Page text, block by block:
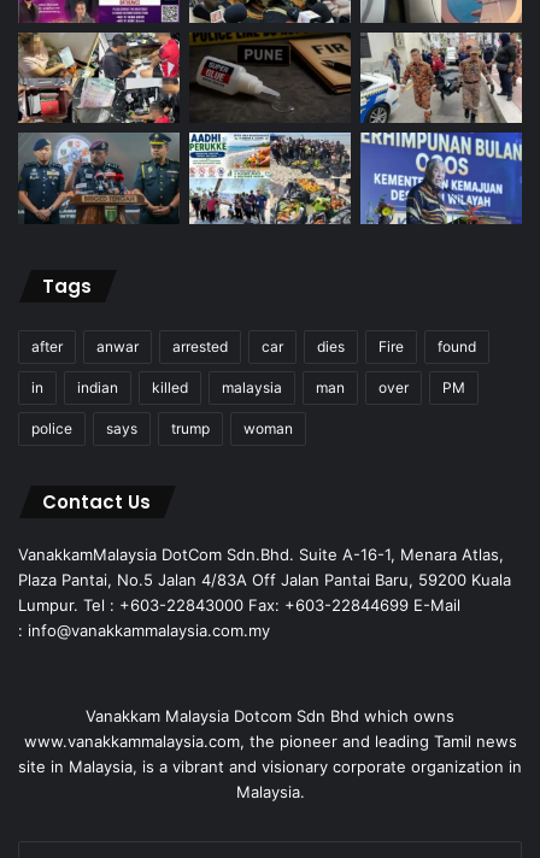
Tags
after anwar arrested car dies Fire found
in indian killed malaysia man over PM
police says trump woman
Contact Us
VanakkamMalaysia DotCom Sdn.Bhd. Suite A-16-1, Menara Atlas,
Plaza Pantai, No.5 Jalan 4/83A Off Jalan Pantai Baru, 59200 Kuala
Lumpur. Tel : +603-22843000 Fax: +603-22844699 E-Mail
: info@vanakkammalaysia.com.my
Vanakkam Malaysia Dotcom Sdn Bhd which owns
www.vanakkammalaysia.com, the pioneer and leading Tamil news
site in Malaysia, is a vibrant and visionary corporate organization in
Malaysia.